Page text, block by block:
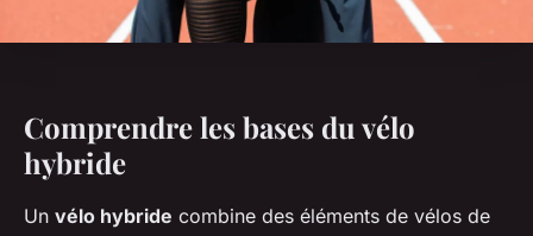
Comprendre les bases du vélo
hybride
Un vélo hybride combine des éléments de vélos de